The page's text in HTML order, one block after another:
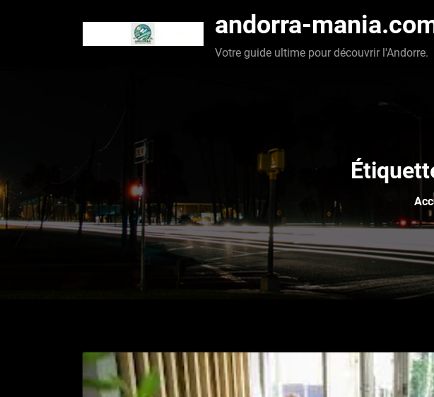
andorra-
Votre guide ultime pour découvrir l'Andorre.